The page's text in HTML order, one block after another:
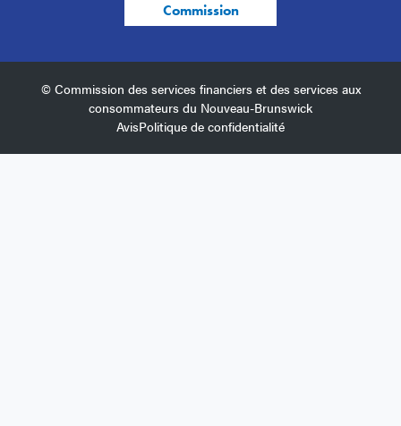
Commission
© Commission des services financiers et des services aux
consommateurs du Nouveau-Brunswick
AvisPolitique de confidentialité